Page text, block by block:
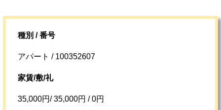
種別 / 番号
アパート / 100352607
家賃/敷/礼
35,000円/ 35,000円 / 0円